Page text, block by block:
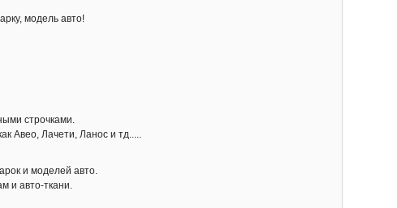
модель авто!
строчками.
Авео, Лачети, Ланос и тд.....
и моделей авто.
и авто-ткани.